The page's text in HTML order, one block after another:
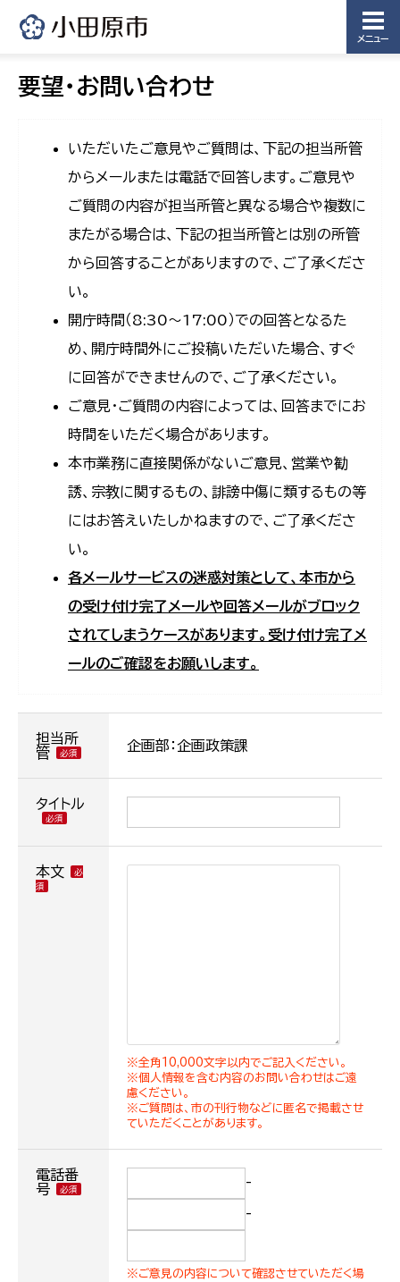
メニュー
要望・お問い合わせ
いただいたご意見やご質問は、下記の担当所管
からメールまたは電話で回答します。ご意見や
ご質問の内容が担当所管と異なる場合や複数に
またがる場合は、下記の担当所管とは別の所管
から回答することがありますので、ご了承くださ
い。
開庁時間（8:30〜17:00）での回答となるた
め、開庁時間外にご投稿いただいた場合、すぐ
に回答ができませんので、ご了承ください。
ご意見・ご質問の内容によっては、回答までにお
時間をいただく場合があります。
本市業務に直接関係がないご意見、営業や勧
誘、宗教に関するもの、誹謗中傷に類するもの等
にはお答えいたしかねますので、ご了承くださ
い。
各メールサービスの迷惑対策として、本市から
の受け付け完了メールや回答メールがブロック
されてしまうケースがあります。受け付け完了メ
ールのご確認をお願いします。
担当所
管
企画部：企画政策課
タイトル
本文
※全角10,000文字以内でご記入ください。
※個人情報を含む内容のお問い合わせはご遠
慮ください。
※ご質問は、市の刊行物などに匿名で掲載させ
ていただくことがあります。
電話番
号
-
-
※ご意見の内容について確認させていただく場